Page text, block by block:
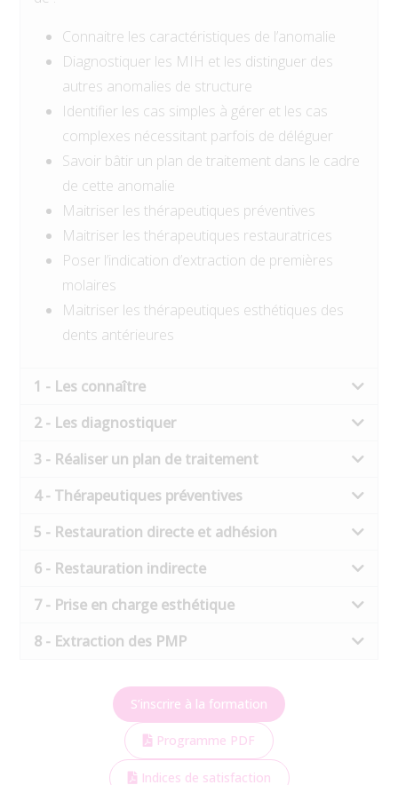
Connaitre les caractéristiques de l’anomalie
Diagnostiquer les MIH et les distinguer des
autres anomalies de structure
Identifier les cas simples à gérer et les cas
complexes nécessitant parfois de déléguer
Savoir bâtir un plan de traitement dans le cadre
de cette anomalie
Maitriser les thérapeutiques préventives
Maitriser les thérapeutiques restauratrices
Poser l’indication d’extraction de premières
molaires
Maitriser les thérapeutiques esthétiques des
dents antérieures
1 - Les connaître
2 - Les diagnostiquer
3 - Réaliser un plan de traitement
4 - Thérapeutiques préventives
5 - Restauration directe et adhésion
6 - Restauration indirecte
7 - Prise en charge esthétique
8 - Extraction des PMP
S’inscrire à la formation
Programme PDF
Indices de satisfaction